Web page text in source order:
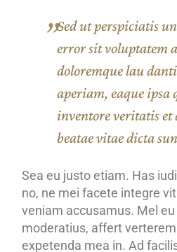
Sed ut perspiciatis
error sit voluptatem
doloremque lau
aperiam, eaque ipsa
inventore veritatis et
beatae vitae dicta
Sea eu justo etiam. Has
no, ne mei facete integre
veniam accusamus. Mel
moderatius, affert
expetenda mea in. Ad